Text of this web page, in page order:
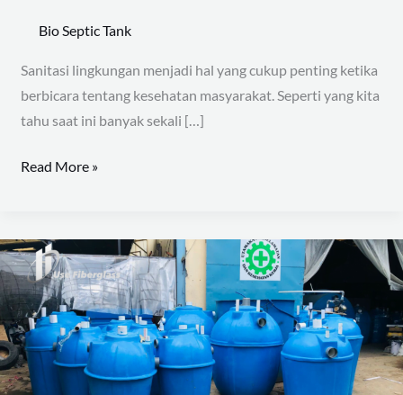
Bio Septic Tank
Sanitasi lingkungan menjadi hal yang cukup penting ketika
berbicara tentang kesehatan masyarakat. Seperti yang kita
tahu saat ini banyak sekali […]
Read More »
Jual
Septic
Tank
Fiberglass,
UseFiberglass
Bandung